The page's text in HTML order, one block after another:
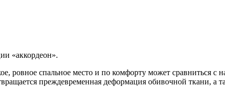
«аккордеон».
ровное спальное место и по комфорту может сравниться
преждевременная деформация обивочной ткани, а